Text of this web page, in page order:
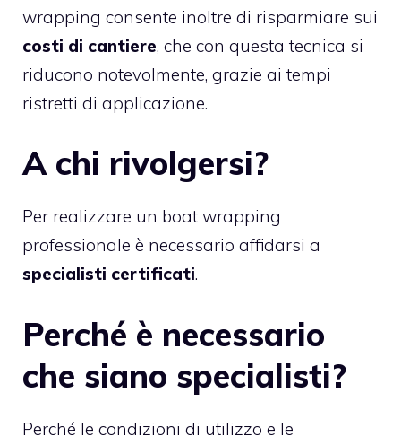
wrapping consente inoltre di risparmiare sui
costi di cantiere, che con questa tecnica si
riducono notevolmente, grazie ai tempi
ristretti di applicazione.
A chi rivolgersi?
Per realizzare un boat wrapping
professionale è necessario affidarsi a
specialisti certificati.
Perché è necessario
che siano specialisti?
Perché le condizioni di utilizzo e le